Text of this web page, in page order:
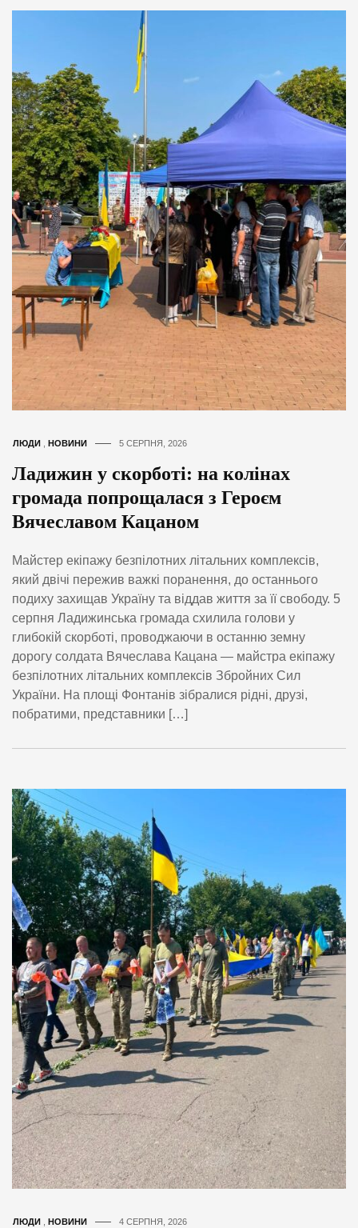
ЛЮДИ НОВИНИ 5 СЕРПНЯ, 2026
Ладижин у скорботі: на колінах
громада попрощалася з Героєм
Вячеславом Кацаном
Майстер екіпажу безпілотних літальних комплексів,
який двічі пережив важкі поранення, до останнього
подиху захищав Україну та віддав життя за її свободу. 5
серпня Ладижинська громада схилила голови у
глибокій скорботі, проводжаючи в останню земну
дорогу солдата Вячеслава Кацана — майстра екіпажу
безпілотних літальних комплексів Збройних Сил
України. На площі Фонтанів зібралися рідні, друзі,
побратими, представники […]
ЛЮДИ НОВИНИ 4 СЕРПНЯ, 2026